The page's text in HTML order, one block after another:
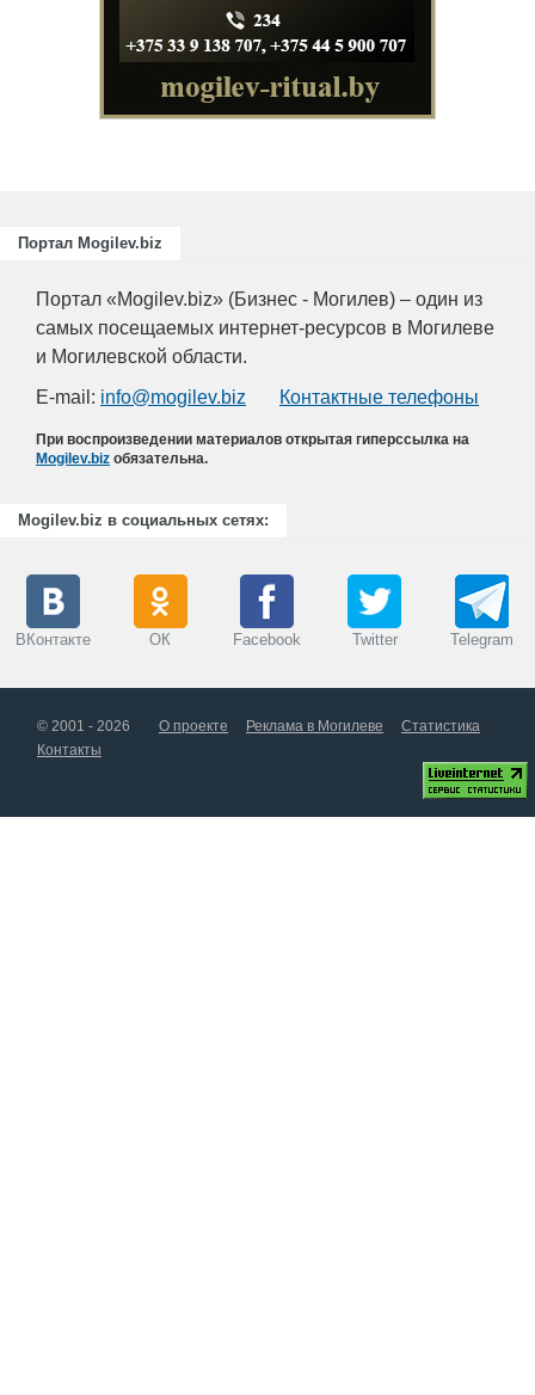
Портал Mogilev.biz
Портал «Mogilev.biz» (Бизнес - Могилев) – один из
самых посещаемых интернет-ресурсов в Могилеве
и Могилевской области.
E-mail: info@mogilev.biz Контактные телефоны
При воспроизведении материалов открытая гиперссылка на
Mogilev.biz обязательна.
Mogilev.biz в социальных сетях:
ВКонтакте ОК Facebook Twitter Telegram
© 2001 - 2026 О проекте Реклама в Могилеве
Статистика
Контакты